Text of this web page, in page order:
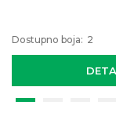
Dostupno boja: 2